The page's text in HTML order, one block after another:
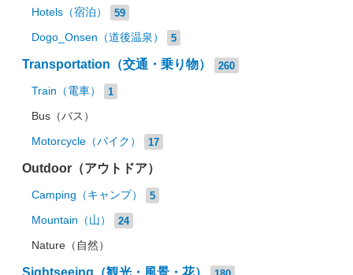
Hotels（宿泊） 59
Dogo_Onsen（道後温泉） 5
Transportation（交通・乗り物） 260
Train（電車） 1
Bus（バス）
Motorcycle（バイク） 17
Outdoor（アウトドア）
Camping（キャンプ） 5
Mountain（山） 24
Nature（自然）